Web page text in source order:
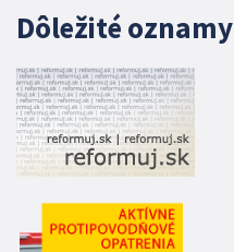
Dôležité oznamy